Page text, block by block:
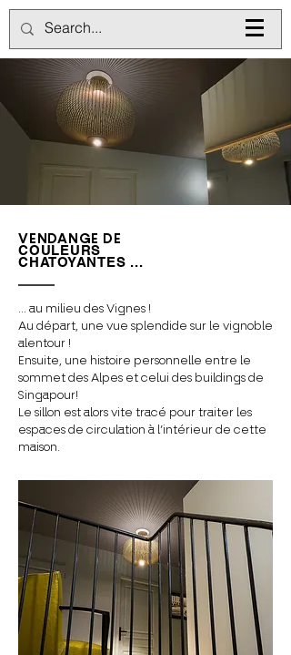
VENDANGE DE
COULEURS
CHATOYANTES ...
... au milieu des Vignes !
Au départ, une vue splendide sur le vignoble
alentour !
Ensuite, une histoire personnelle entre le
sommet des Alpes et celui des buildings de
Singapour!
Le sillon est alors vite tracé pour traiter les
espaces de circulation à l’intérieur de cette
maison.